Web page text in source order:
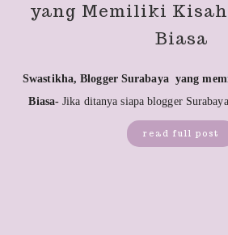
yang Memiliki
Biasa
Swastikha, Blogger Surabaya yang
Biasa-Jika ditanya siapa blogger
read full post